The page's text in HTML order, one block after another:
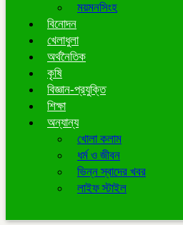
ময়মনসিংহ
বিনোদন
খেলাধুলা
অর্থনৈতিক
কৃষি
বিজ্ঞান-প্রযুক্তি
শিক্ষা
অন্যান্য
খোলা কলাম
ধর্ম ও জীবন
ভিন্ন স্বাদের খবর
লাইফ স্টাইল